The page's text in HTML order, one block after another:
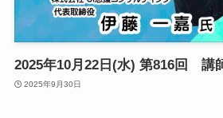
2025年10月22日(水) 第816回 講
2025年9月30日